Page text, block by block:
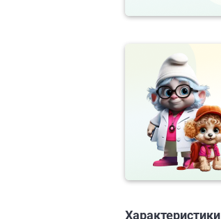
Характеристики